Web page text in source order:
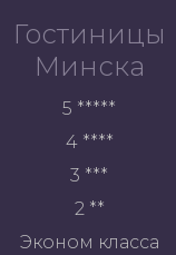
Гостиницы
Минска
5 *****
4 ****
3 ***
2 **
Эконом класса